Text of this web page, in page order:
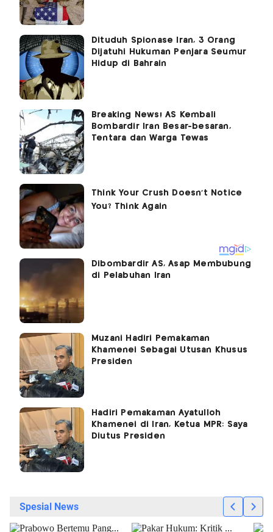
Dituduh Spionase Iran, 3 Orang
Dijatuhi Hukuman Penjara Seumur
Hidup di Bahrain
Breaking News! AS Kembali
Bombardir Iran Besar-besaran,
Tentara dan Warga Tewas
Dibombardir AS, Asap Membubung
di Pelabuhan Iran
Muzani Hadiri Pemakaman
Khamenei Sebagai Utusan Khusus
Presiden
Hadiri Pemakaman Ayatulloh
Khamenei di Iran, Ketua MPR: Saya
Diutus Presiden